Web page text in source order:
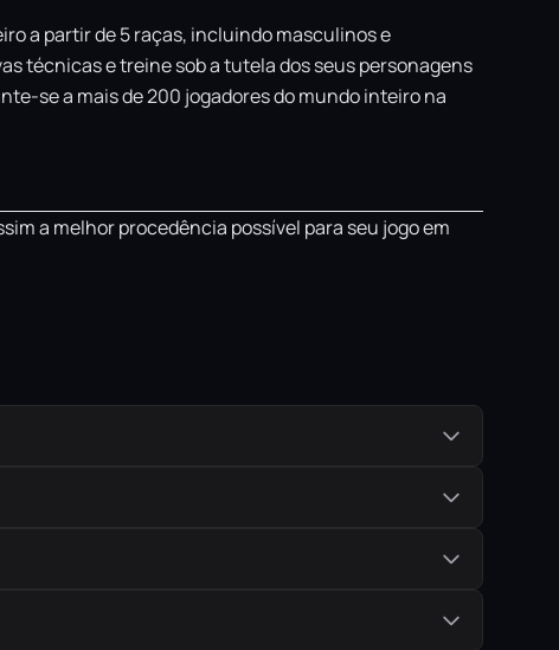
a partir de 5 raças, incluindo masculinos e
técnicas e treine sob a tutela dos seus personagens
se a mais de 200 jogadores do mundo inteiro na
a melhor procedência possível para seu jogo em